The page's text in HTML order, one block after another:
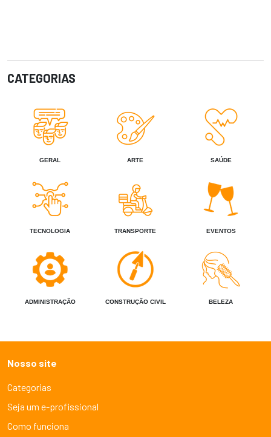
CATEGORIAS
GERAL ARTE SAÚDE
TECNOLOGIA TRANSPORTE EVENTOS
ADMINISTRAÇÃO CONSTRUÇÃO CIVIL BELEZA
Nosso site
Categorias
Seja um e-profissional
Como funciona